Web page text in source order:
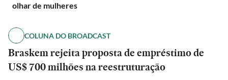
olhar de mulheres
COLUNA DO BROADCAST
Braskem rejeita proposta de empréstimo de
US$ 700 milhões na reestruturação